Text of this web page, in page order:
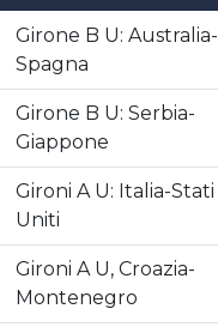
Girone B U: Australia-
Spagna
Girone B U: Serbia-
Giappone
Gironi A U: Italia-Stati
Uniti
Gironi A U, Croazia-
Montenegro